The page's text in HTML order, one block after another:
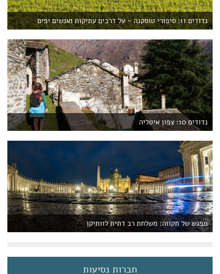
נדודים 11: סיפורי טוסקנה – על דרכים עתיקות ואנשים יפים
נדודים 10: צפון איטליה
מפגש של תקווה: משלחת רב דתית לוותיקן
חברות נסיעות